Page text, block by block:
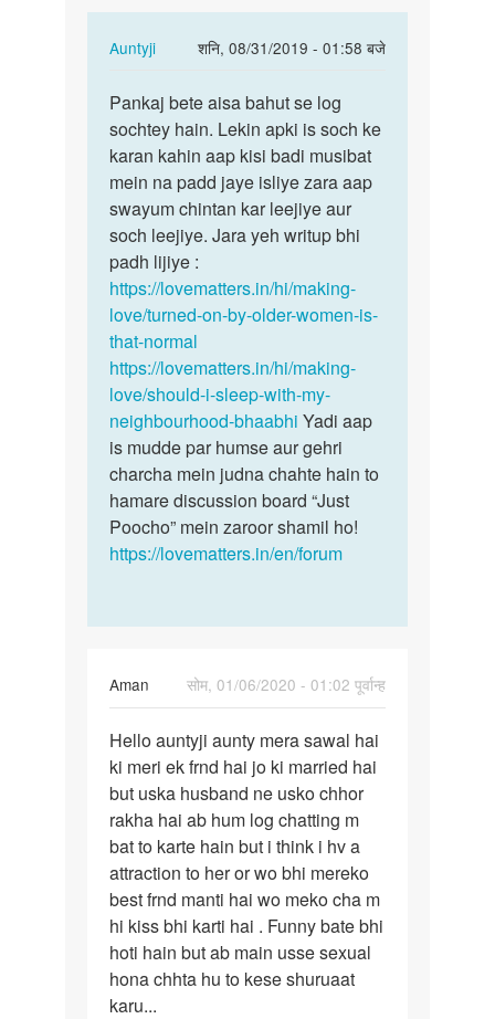
Auntyji
शनि, 08/31/2019 - 01:58 बजे
In
to
Aunty
se
aur
bhabhi
se
sex…
by
Pankaj
Sonkar
Pankaj
bete
aisa
bahut
se…
Pankaj bete aisa bahut se log
sochtey hain. Lekin apki is soch ke
karan kahin aap kisi badi musibat
mein na padd jaye isliye zara aap
swayum chintan kar leejiye aur
soch leejiye. Jara yeh writup bhi
padh lijiye :
https://lovematters.in/hi/making-
love/turned-on-by-older-women-is-
that-normal
https://lovematters.in/hi/making-
love/should-i-sleep-with-my-
neighbourhood-bhaabhi Yadi aap
is mudde par humse aur gehri
charcha mein judna chahte hain to
hamare discussion board “Just
Poocho” mein zaroor shamil ho!
https://lovematters.in/en/forum
Aman
सोम, 01/06/2020 - 01:02 पूर्वान्ह
Hello
auntyji
aunty
mera…
Hello auntyji aunty mera sawal hai
ki meri ek frnd hai jo ki married hai
but uska husband ne usko chhor
rakha hai ab hum log chatting m
bat to karte hain but i think i hv a
attraction to her or wo bhi mereko
best frnd manti hai wo meko cha m
hi kiss bhi karti hai . Funny bate bhi
hoti hain but ab main usse sexual
hona chhta hu to kese shuruaat
karu...